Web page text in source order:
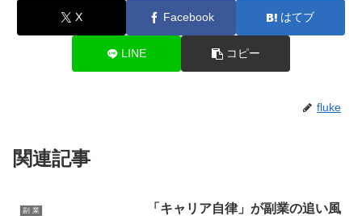
X Facebook はてブ
LINE コピー
fluke
関連記事
副 業
「キャリア自律」が副業の追い風